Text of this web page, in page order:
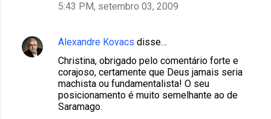
5:43 PM, setembro 03, 2009
Alexandre Kovacs disse…
Christina, obrigado pelo comentário forte e
corajoso, certamente que Deus jamais seria
machista ou fundamentalista! O seu
posicionamento é muito semelhante ao de
Saramago.